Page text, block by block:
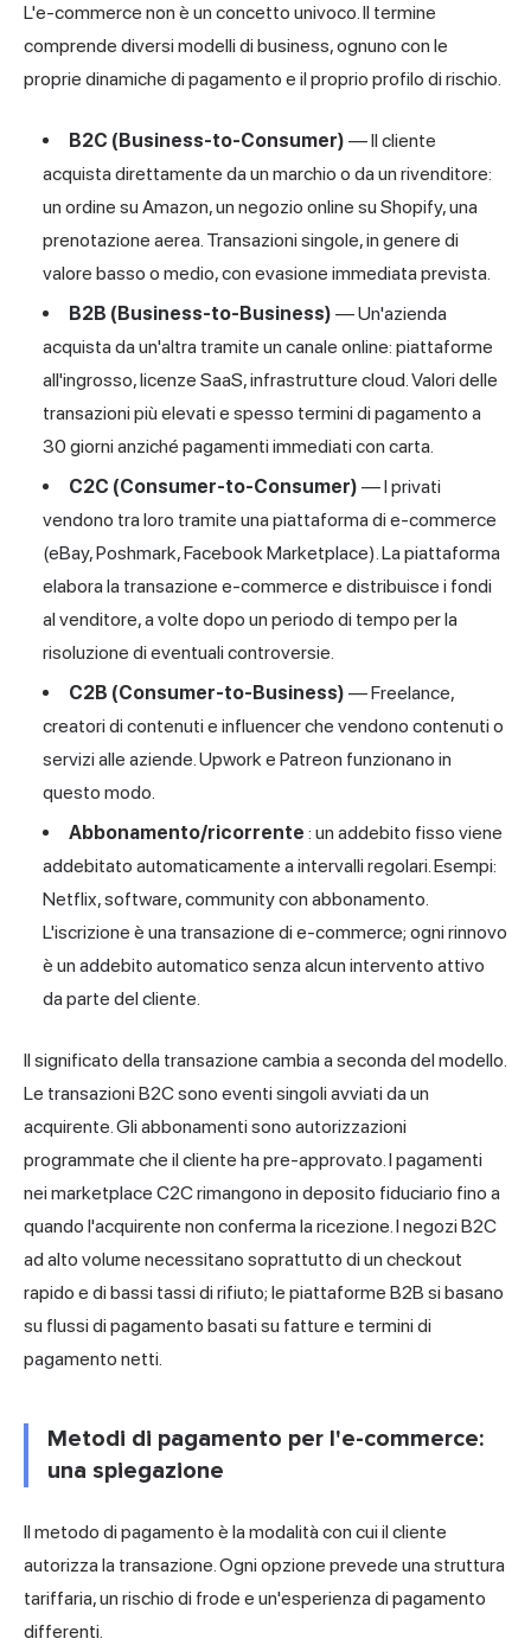
L'e-commerce non è un concetto univoco. Il termine
comprende diversi modelli di business, ognuno con le
proprie dinamiche di pagamento e il proprio profilo di rischio.
B2C (Business-to-Consumer) — Il cliente
acquista direttamente da un marchio o da un rivenditore:
un ordine su Amazon, un negozio online su Shopify, una
prenotazione aerea. Transazioni singole, in genere di
valore basso o medio, con evasione immediata prevista.
B2B (Business-to-Business) — Un'azienda
acquista da un'altra tramite un canale online: piattaforme
all'ingrosso, licenze SaaS, infrastrutture cloud. Valori delle
transazioni più elevati e spesso termini di pagamento a
30 giorni anziché pagamenti immediati con carta.
C2C (Consumer-to-Consumer) — I privati
vendono tra loro tramite una piattaforma di e-commerce
(eBay, Poshmark, Facebook Marketplace). La piattaforma
elabora la transazione e-commerce e distribuisce i fondi
al venditore, a volte dopo un periodo di tempo per la
risoluzione di eventuali controversie.
C2B (Consumer-to-Business) — Freelance,
creatori di contenuti e influencer che vendono contenuti o
servizi alle aziende. Upwork e Patreon funzionano in
questo modo.
Abbonamento/ricorrente : un addebito fisso viene
addebitato automaticamente a intervalli regolari. Esempi:
Netflix, software, community con abbonamento.
L'iscrizione è una transazione di e-commerce; ogni rinnovo
è un addebito automatico senza alcun intervento attivo
da parte del cliente.
Il significato della transazione cambia a seconda del modello.
Le transazioni B2C sono eventi singoli avviati da un
acquirente. Gli abbonamenti sono autorizzazioni
programmate che il cliente ha pre-approvato. I pagamenti
nei marketplace C2C rimangono in deposito fiduciario fino a
quando l'acquirente non conferma la ricezione. I negozi B2C
ad alto volume necessitano soprattutto di un checkout
rapido e di bassi tassi di rifiuto; le piattaforme B2B si basano
su flussi di pagamento basati su fatture e termini di
pagamento netti.
Metodi di pagamento per l'e-commerce:
una spiegazione
Il metodo di pagamento è la modalità con cui il cliente
autorizza la transazione. Ogni opzione prevede una struttura
tariffaria, un rischio di frode e un'esperienza di pagamento
differenti.